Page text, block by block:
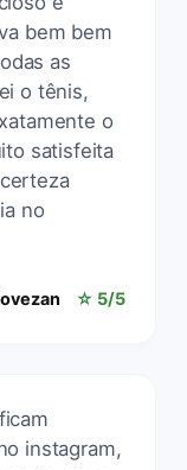
bem bem
as
o tênis,
o
satisfeita
no
☆ 5/5
instagram,